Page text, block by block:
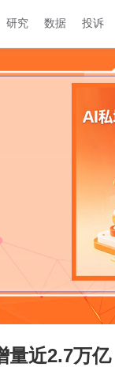
研究 数据 投诉
量近2.7万亿